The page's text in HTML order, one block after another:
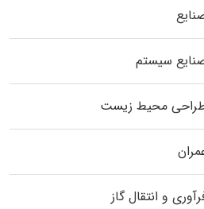
سیستم
محیط زیست
و انتقال گاز